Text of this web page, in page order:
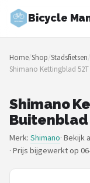
Bicycle
Zoeken
NAVIGATIE
Merken
Blog
Fietsroutes
Home/Shop/Stadsfietsen/
Shimano Kettingblad
Shimano
Buitenblad
Merk: Shimano· Bekijk
· Prijs bijgewerkt op